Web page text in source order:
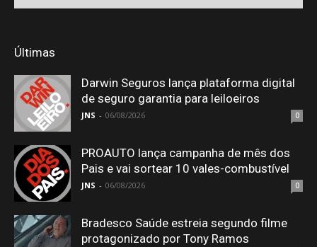
Últimas
Darwin Seguros lança plataforma digital
de seguro garantia para leiloeiros
JNS - 06/08/2026 0
PROAUTO lança campanha de mês dos
Pais e vai sortear 10 vales-combustível
JNS - 06/08/2026 0
Bradesco Saúde estreia segundo filme
protagonizado por Tony Ramos